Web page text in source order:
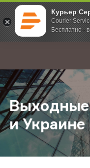
Курьер
Courier
Бесплатно -
; Главная О компании
и Украине